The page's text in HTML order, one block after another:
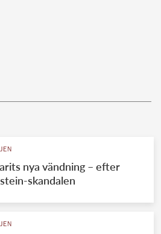
nya vändning – efter
skandalen